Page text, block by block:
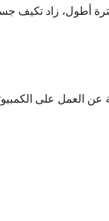
أطول، زاد تكيف
عن العمل على